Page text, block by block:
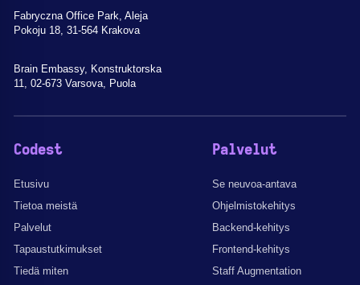
Fabryczna Office Park, Aleja
Pokoju 18, 31-564 Krakova
Brain Embassy, Konstruktorska
11, 02-673 Varsova, Puola
Codest
Etusivu
Tietoa meistä
Palvelut
Tapaustutkimukset
Tiedä miten
Palvelut
Se neuvoa-antava
Ohjelmistokehitys
Backend-kehitys
Frontend-kehitys
Staff Augmentation